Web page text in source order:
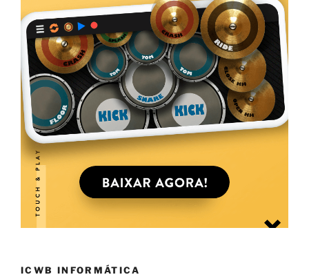
ICWB INFORMÁTICA